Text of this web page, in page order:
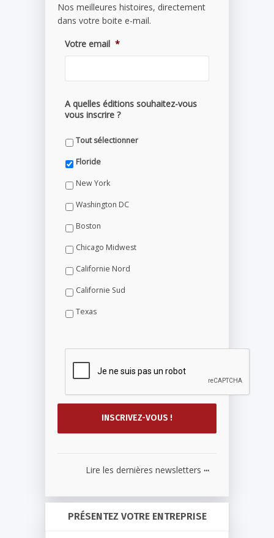
Nos meilleures histoires, directement
dans votre boite e-mail.
Votre email *
A quelles éditions souhaitez-vous
vous inscrire ?
Tout sélectionner
Floride
New York
Washington DC
Boston
Chicago Midwest
Californie Nord
Californie Sud
Texas
Lire les dernières newsletters ...
PRÉSENTEZ VOTRE ENTREPRISE